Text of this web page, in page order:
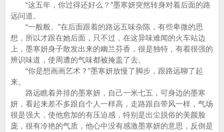
“这五年，你过得还好么？”墨寒妍突然转身对着后面的路
远问道。
“一般般。”在后面跟着的路远五味杂陈，有些卑微的思
想，所以才跟在她后面，只不过，在这异味难闻的火车站边
上，墨寒妍身子散发出来的幽兰芬香，很是独特，有着很强的
辨识味道，使周遭的气味都被掩盖了去。
“你是想画画艺术？”墨寒妍放慢了脚步，跟路远聊了起
来。
路远瞧着并排的墨寒妍，自己一米七五，可身边的墨寒
妍，看起来差不多跟自个人一样高，走路跟自带风一样，气场
很是强大，使他愈加的有压迫感，特别是出尘脱俗的美颜脸
庞，很有冷艳的气质，他心中没有感激墨寒妍的意思，反倒是